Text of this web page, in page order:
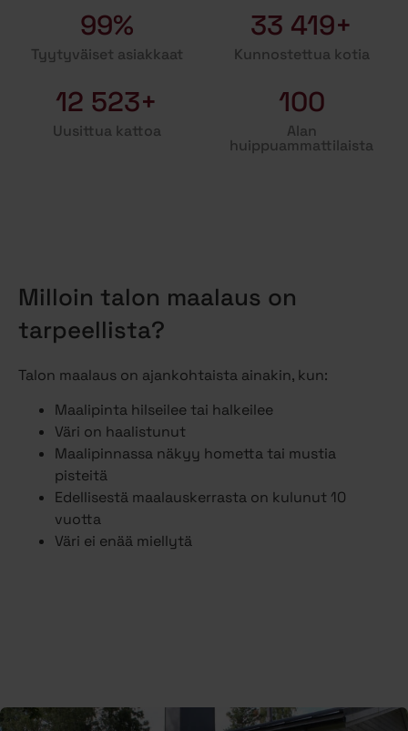
99%
Tyytyväiset asiakkaat
33 419+
Kunnostettua kotia
12 523+
Uusittua kattoa
100
Alan
huippuammattilaista
Milloin talon maalaus on
tarpeellista?
Talon maalaus on ajankohtaista ainakin, kun:
Maalipinta hilseilee tai halkeilee
Väri on haalistunut
Maalipinnassa näkyy hometta tai mustia
pisteitä
Edellisestä maalauskerrasta on kulunut 10
vuotta
Väri ei enää miellytä